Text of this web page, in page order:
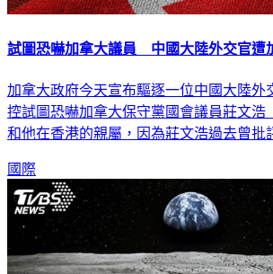
試圖恐嚇加拿大議員 中國大陸外交官遭
加拿大政府今天宣布驅逐一位中國大陸外
控試圖恐嚇加拿大保守黨國會議員莊文浩
和他在香港的親屬，因為莊文浩過去曾批
國際